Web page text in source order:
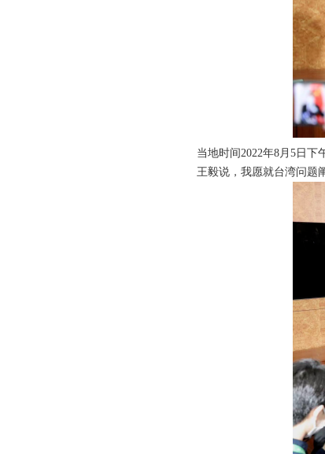
当地时间2022年8月5日下
王毅说，我愿就台湾问题